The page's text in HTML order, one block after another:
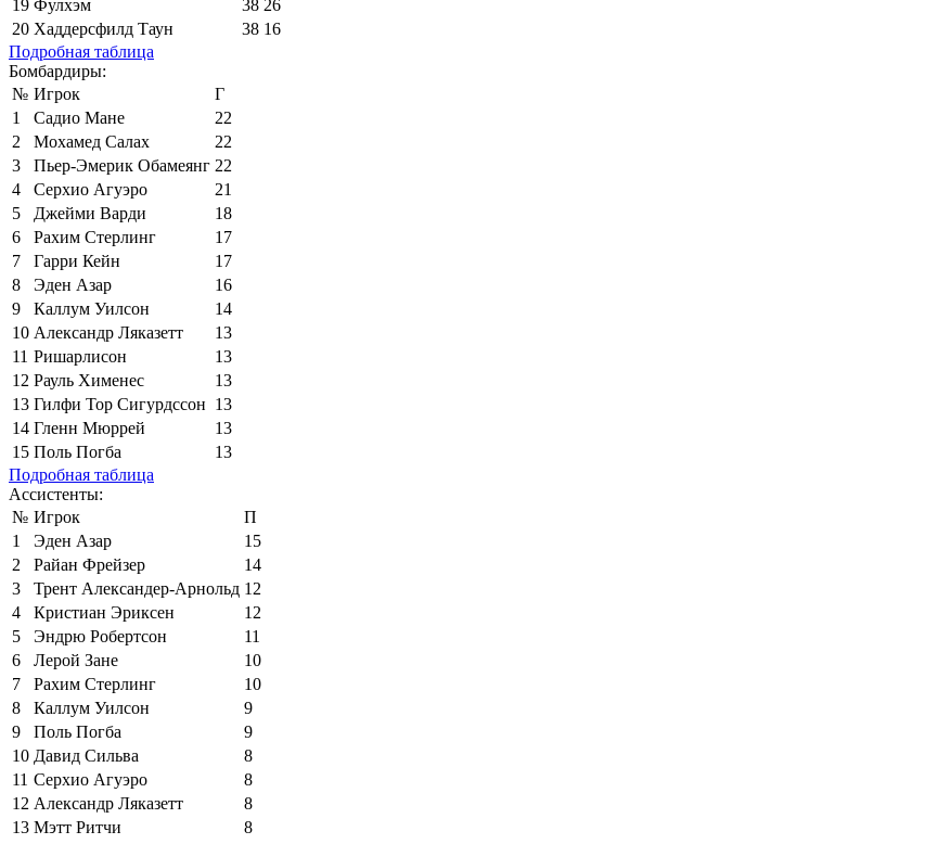
19 Фулхэм 38 26
20 Хаддерсфилд Таун 38 16
Подробная таблица
Бомбардиры:
№ Игрок
Г
1
Садио Мане
22
2
Мохамед Салах
22
3
Пьер-Эмерик Обамеянг 22
4
Серхио Агуэро
21
5
Джейми Варди
18
6
Рахим Стерлинг
17
7
Гарри Кейн
17
8
Эден Азар
16
9
Каллум Уилсон
14
10 Александр Ляказетт
13
11 Ришарлисон
13
12 Рауль Хименес
13
13 Гилфи Тор Сигурдссон 13
14 Гленн Мюррей
13
15 Поль Погба
13
Подробная таблица
Ассистенты:
№ Игрок
П
1
Эден Азар
15
2
Райан Фрейзер
14
3
Трент Александер-Арнольд 12
4
Кристиан Эриксен
12
5
Эндрю Робертсон
11
6
Лерой Зане
10
7
Рахим Стерлинг
10
8
Каллум Уилсон
9
9
Поль Погба
9
10 Давид Сильва
8
11 Серхио Агуэро
8
12 Александр Ляказетт
8
13 Мэтт Ритчи
8